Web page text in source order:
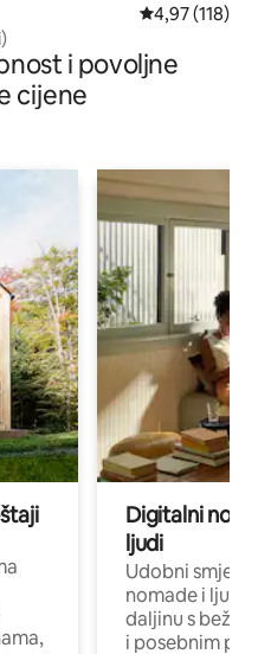
Prosječna
4,97 (118)
i povoljne
cijene
Digitalni
ljudi
Udobni
nomade i ljude
daljinu s
i posebnim